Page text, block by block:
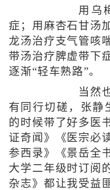
用乌
症；用麻杏石甘汤
龙汤治疗支气管咳
带汤治疗脾虚带下
逐渐“轻车熟路”。
当然
有同行切磋，张静
的时候带了好多医
证奇闻》《医宗必
参西录》《景岳全
大学二年级时订阅
杂志》都让我受益